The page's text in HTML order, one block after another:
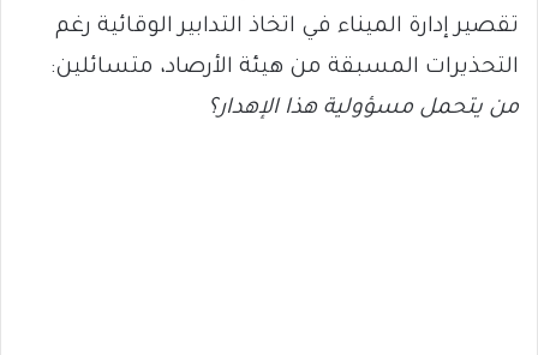
تقصير إدارة الميناء في اتخاذ التدابير الوقائية رغم
التحذيرات المسبقة من هيئة الأرصاد، متسائلين:
من يتحمل مسؤولية هذا الإهدار؟